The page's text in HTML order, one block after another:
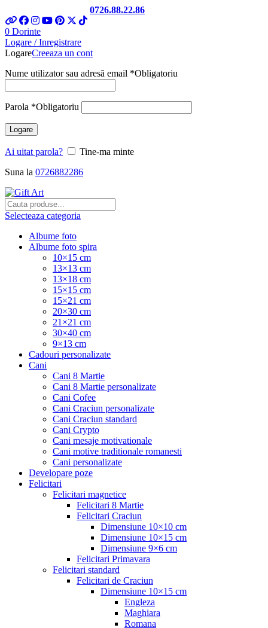
0726.88.22.86
0 Dorinte
Logare / Inregistrare
LogareCreeaza un cont
Nume utilizator sau adresă email *Obligatoriu
Parola *Obligatoriu
Logare
Ai uitat parola?
Tine-ma minte
Suna la 0726882286
Selecteaza categoria
Albume foto
Albume foto spira
10×15 cm
13×13 cm
13×18 cm
15×15 cm
15×21 cm
20×30 cm
21×21 cm
30×40 cm
9×13 cm
Cadouri personalizate
Cani
Cani 8 Martie
Cani 8 Martie personalizate
Cani Cofee
Cani Craciun personalizate
Cani Craciun standard
Cani Crypto
Cani mesaje motivationale
Cani motive traditionale romanesti
Cani personalizate
Developare poze
Felicitari
Felicitari magnetice
Felicitari 8 Martie
Felicitari Craciun
Dimensiune 10×10 cm
Dimensiune 10×15 cm
Dimensiune 9×6 cm
Felicitari Primavara
Felicitari standard
Felicitari de Craciun
Dimensiune 10×15 cm
Engleza
Maghiara
Romana